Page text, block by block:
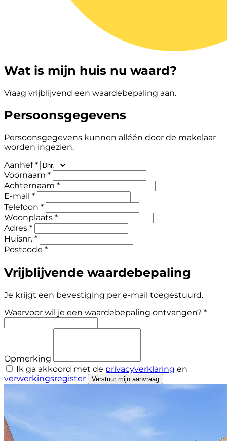
Wat is mijn huis nu waard?
Vraag vrijblijvend een waardebepaling aan.
Persoonsgegevens
Persoonsgegevens kunnen alléén door de makelaar
worden ingezien.
Aanhef *
Voornaam *
Achternaam *
E-mail *
Telefoon *
Woonplaats *
Adres *
Huisnr. *
Postcode *
Vrijblijvende waardebepaling
Je krijgt een bevestiging per e-mail toegestuurd.
Waarvoor wil je een waardebepaling ontvangen? *
Opmerking
Ik ga akkoord met de privacyverklaring en
verwerkingsregister
Verstuur mijn aanvraag